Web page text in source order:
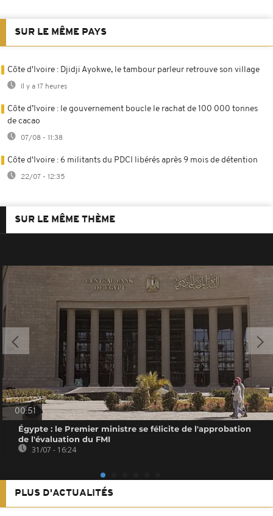
SUR LE MÊME PAYS
Côte d'Ivoire : Djidji Ayokwe, le tambour parleur retrouve son village
Il y a 17 heures
Côte d’Ivoire : le gouvernement boucle le rachat de 100 000 tonnes
de cacao
07/08 - 11:38
Côte d'Ivoire : 6 militants du PDCI libérés après 9 mois de détention
22/07 - 12:35
SUR LE MÊME THÈME
00:51
Égypte : le Premier ministre se félicite de l'approbation
de l'évaluation du FMI
31/07 - 16:24
PLUS D'ACTUALITÉS